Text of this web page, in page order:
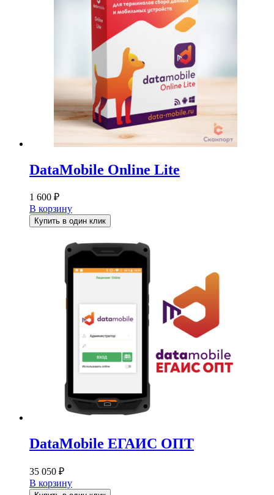
DataMobile Online Lite
1 600 ₽
В корзину
Купить в один клик
DataMobile ЕГАИС ОПТ
35 050 ₽
В корзину